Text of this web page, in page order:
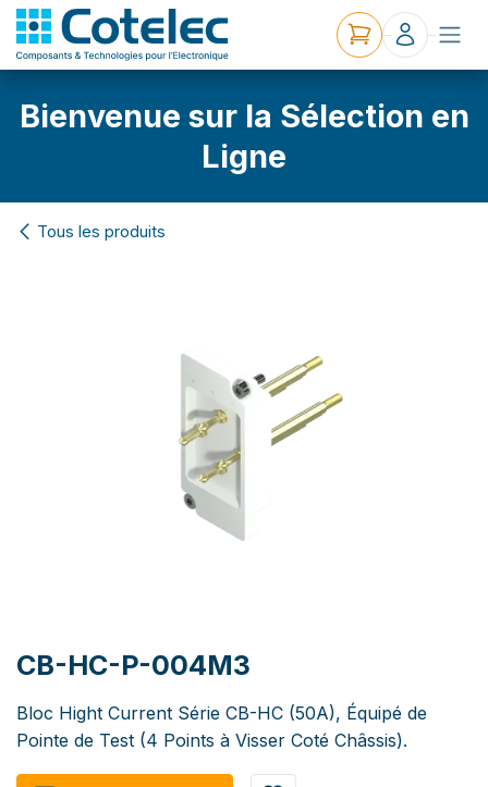
Bienvenue sur la Sélection en
Ligne
Tous les produits
CB-HC-P-004M3
Bloc Hight Current Série CB-HC (50A), Équipé de
Pointe de Test (4 Points à Visser Coté Châssis).